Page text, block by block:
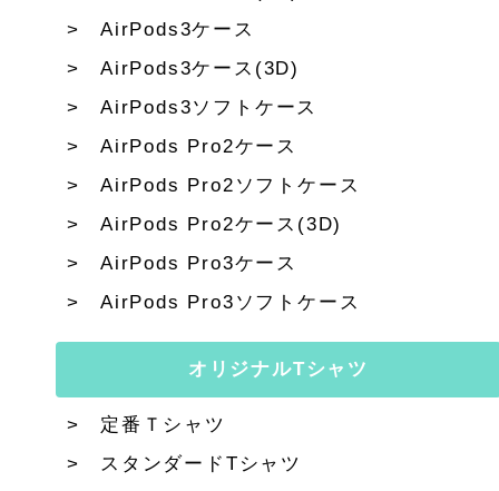
AirPods3ケース
AirPods3ケース(3D)
AirPods3ソフトケース
AirPods Pro2ケース
AirPods Pro2ソフトケース
AirPods Pro2ケース(3D)
AirPods Pro3ケース
AirPods Pro3ソフトケース
オリジナルTシャツ
定番Ｔシャツ
スタンダードTシャツ